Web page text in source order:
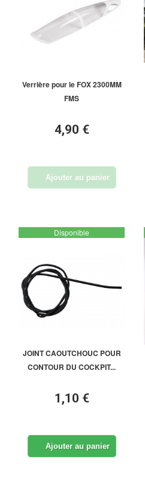
Verrière pour le FOX 2300MM
FMS
4,90 €
Ajouter au panier
Disponible
JOINT CAOUTCHOUC POUR
CONTOUR DU COCKPIT...
1,10 €
Ajouter au panier